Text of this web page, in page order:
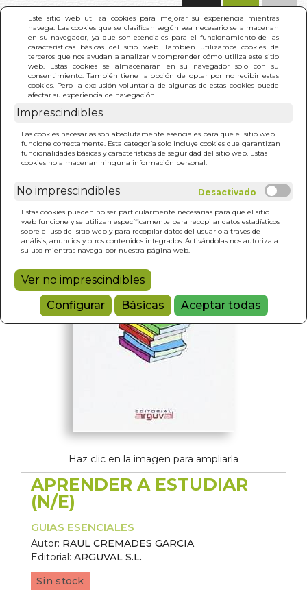
Este sitio web utiliza cookies para mejorar su experiencia mientras
navega. Las cookies que se clasifican según sea necesario se almacenan
en su navegador, ya que son esenciales para el funcionamiento de las
características básicas del sitio web. También utilizamos cookies de
terceros que nos ayudan a analizar y comprender cómo utiliza este sitio
web. Estas cookies se almacenarán en su navegador solo con su
consentimiento. También tiene la opción de optar por no recibir estas
cookies. Pero la exclusión voluntaria de algunas de estas cookies puede
afectar su experiencia de navegación.
Imprescindibles
Las cookies necesarias son absolutamente esenciales para que el sitio web
funcione correctamente. Esta categoría solo incluye cookies que garantizan
funcionalidades básicas y características de seguridad del sitio web. Estas
cookies no almacenan ninguna información personal.
No imprescindibles
Estas cookies pueden no ser particularmente necesarias para que el sitio
web funcione y se utilizan específicamente para recopilar datos estadísticos
sobre el uso del sitio web y para recopilar datos del usuario a través de
análisis, anuncios y otros contenidos integrados. Activándolas nos autoriza a
su uso mientras navega por nuestra página web.
Ver no imprescindibles
Configurar
Básicas Aceptar todas
INICIO > APRENDER A ESTUDIAR (N/E)
Haz clic en la imagen para ampliarla
APRENDER A ESTUDIAR
(N/E)
GUIAS ESENCIALES
Autor: RAUL CREMADES GARCIA
Editorial: ARGUVAL S.L.
Sin stock